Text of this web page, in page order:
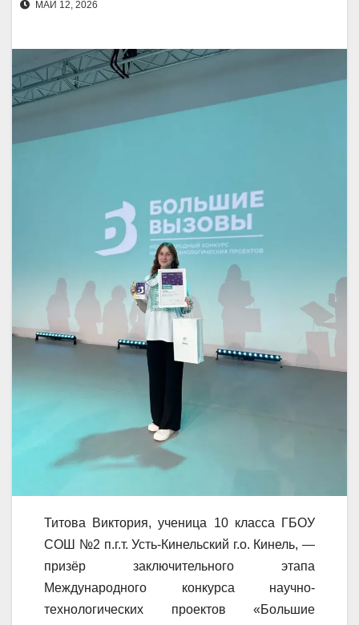
МАЙ 12, 2026
Титова Виктория, ученица 10 класса ГБОУ
СОШ №2 п.г.т. Усть-Кинельский г.о. Кинель, —
призёр заключительного этапа
Международного конкурса научно-
технологических проектов «Большие